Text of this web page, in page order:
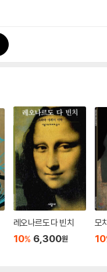
레오나르도 다 빈치
10% 6,300원
모
10